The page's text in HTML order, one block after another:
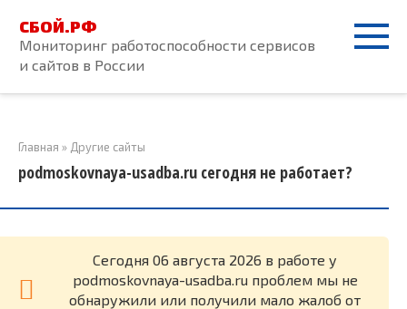
контенту
СБОЙ.РФ
Мониторинг работоспособности сервисов
и сайтов в России
Главная » Другие сайты
podmoskovnaya-usadba.ru сегодня не работает?
Cегодня 06 августа 2026 в работе у
podmoskovnaya-usadba.ru проблем мы не
обнаружили или получили мало жалоб от